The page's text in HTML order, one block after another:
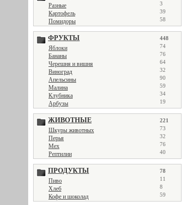
Разные 3
Картофель 39
Помидоры 58
ФРУКТЫ 448
Яблоки 74
Бананы 76
Черешня и вишня 64
Виноград 32
Апельсины 90
Малина 59
Клубника 34
Арбузы 19
ЖИВОТНЫЕ 221
Шкуры животных 73
Перья 32
Мех 76
Рептилии 40
ПРОДУКТЫ 78
Пиво 11
Хлеб 8
Кофе и шоколад 59